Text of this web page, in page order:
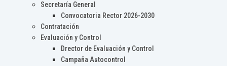
Secretaría General
Convocatoria Rector 2026-2030
Contratación
Evaluación y Control
Drector de Evaluación y Control
Campaña Autocontrol